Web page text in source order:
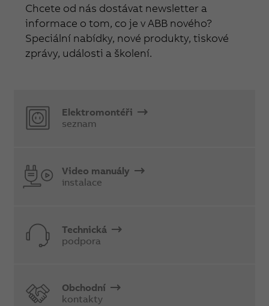
Chcete od nás dostávat newsletter a
informace o tom, co je v ABB nového?
Speciální nabídky, nové produkty, tiskové
zprávy, události a školení.
Elektromontéři
seznam
Video manuály
instalace
Technická
podpora
Obchodní
kontakty